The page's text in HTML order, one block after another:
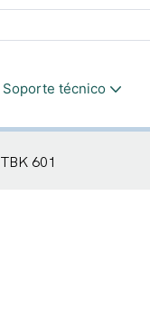
Soporte técnico
TBK 601